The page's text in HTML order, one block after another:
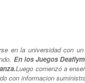
en la universidad con
En los Juegos
Luego comenzó a
con informacion